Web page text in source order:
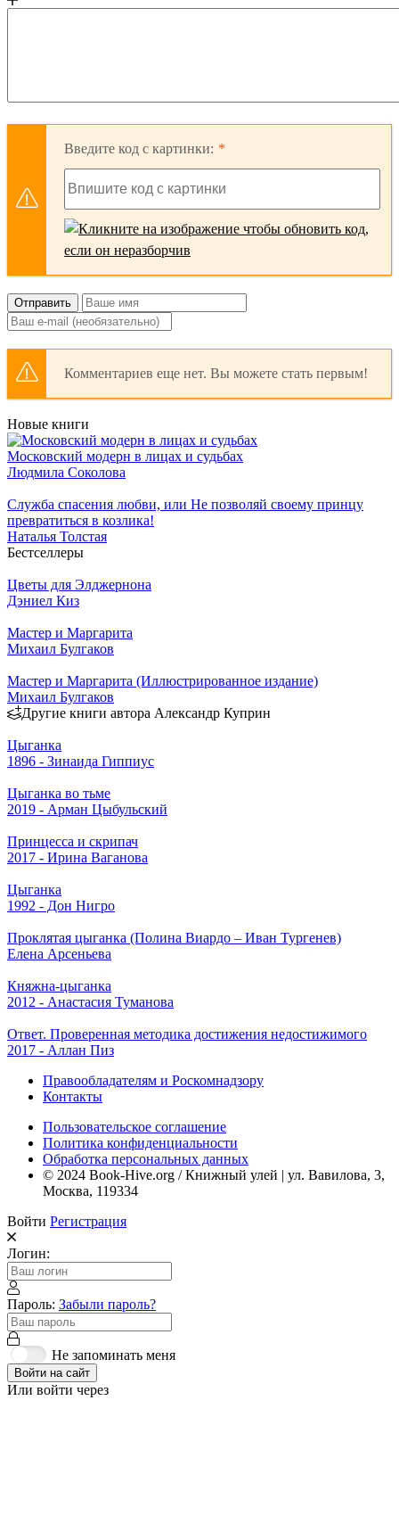
Введите код с картинки:
Отправить
Комментариев еще нет. Вы можете стать первым!
Новые книги
Московский модерн в лицах и судьбах
Людмила Соколова
Служба спасения любви, или Не позволяй своему принцу
превратиться в козлика!
Наталья Толстая
Бестселлеры
Цветы для Элджернона
Дэниел Киз
Мастер и Маргарита
Михаил Булгаков
Мастер и Маргарита (Иллюстрированное издание)
Михаил Булгаков
Другие книги автора Александр Куприн
Цыганка
1896 - Зинаида Гиппиус
Цыганка во тьме
2019 - Арман Цыбульский
Принцесса и скрипач
2017 - Ирина Ваганова
Цыганка
1992 - Дон Нигро
Проклятая цыганка (Полина Виардо – Иван Тургенев)
Елена Арсеньева
Княжна-цыганка
2012 - Анастасия Туманова
Ответ. Проверенная методика достижения недостижимого
2017 - Аллан Пиз
Правообладателям и Роскомнадзору
Контакты
Пользовательское соглашение
Политика конфиденциальности
Обработка персональных данных
© 2024 Book-Hive.org / Книжный улей | ул. Вавилова, 3,
Москва, 119334
Войти Регистрация
Логин:
Пароль: Забыли пароль?
Не запоминать меня
Войти на сайт
Или войти через